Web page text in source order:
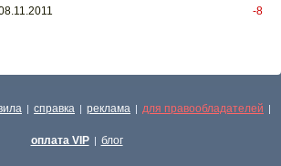
-8
| справка | реклама | для правообладателей |
оплата VIP | блог